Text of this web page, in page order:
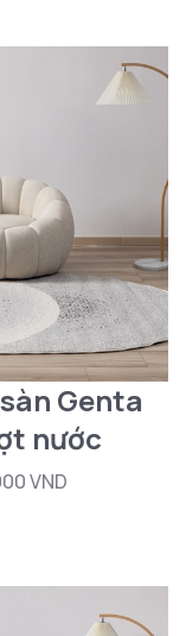
Genta
nước
VND